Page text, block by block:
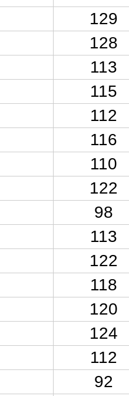
129
128
113
115
112
116
110
122
98
113
122
118
120
124
112
92